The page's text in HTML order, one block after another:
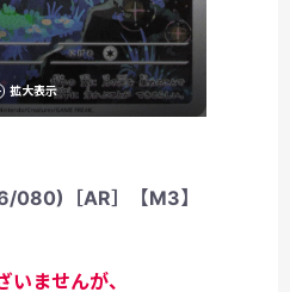
拡大表示
080)［AR］【M3】
いませんが、